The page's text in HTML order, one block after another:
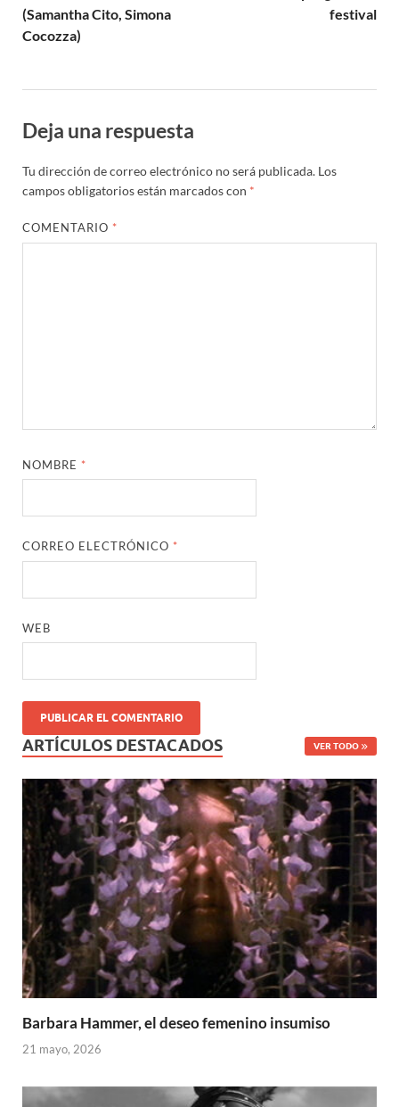
(Samantha Cito, Simona
Cocozza)
festival
Deja una respuesta
Tu dirección de correo electrónico no será publicada. Los
campos obligatorios están marcados con *
COMENTARIO *
NOMBRE *
CORREO ELECTRÓNICO *
WEB
ARTÍCULOS DESTACADOS VER TODO
Barbara Hammer, el deseo femenino insumiso
21 mayo, 2026